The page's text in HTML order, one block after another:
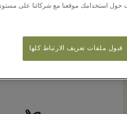
حول استخدامك موقعنا مع شركائنا على
قبول ملفات تعريف الارتباط كلها